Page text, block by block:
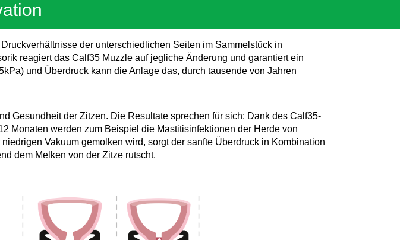
der unterschiedlichen Seiten im Sammelstück in
reagiert das Calf35 Muzzle auf jegliche Änderung und garantiert ein
und Überdruck kann die Anlage das, durch tausende von Jahren
Gesundheit der Zitzen. Die Resultate sprechen für sich: Dank des Calf35-
Monaten werden zum Beispiel die Mastitisinfektionen der Herde von
Vakuum gemolken wird, sorgt der sanfte Überdruck in Kombination
dem Melken von der Zitze rutscht.